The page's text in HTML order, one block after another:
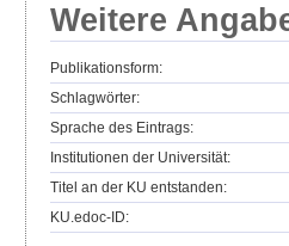
Weitere
Publikationsform:
Schlagwörter:
Sprache des Eintrags:
Institutionen der Universität:
Titel an der KU entstanden:
KU.edoc-ID: